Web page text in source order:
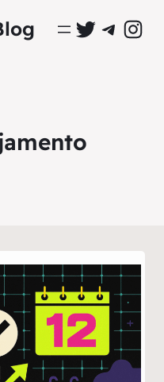
Perfil Oficial no Twitter
Grupo Oficial no
Perfil